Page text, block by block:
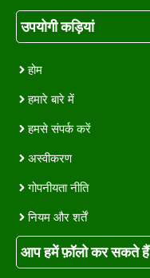
उपयोगी कड़ियां
होम
हमारे बारे में
हमसे संपर्क करें
अस्वीकरण
गोपनीयता नीति
नियम और शर्तें
आप हमें फ़ॉलो कर सकते हैं